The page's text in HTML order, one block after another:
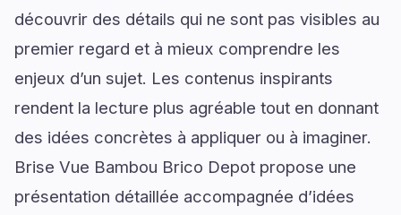
découvrir des détails qui ne sont pas visibles au
premier regard et à mieux comprendre les
enjeux d’un sujet. Les contenus inspirants
rendent la lecture plus agréable tout en donnant
des idées concrètes à appliquer ou à imaginer.
Brise Vue Bambou Brico Depot propose une
présentation détaillée accompagnée d’idées